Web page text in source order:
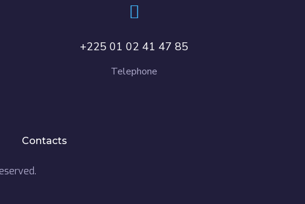
+225 01 02 41 47 85
Telephone
Contacts